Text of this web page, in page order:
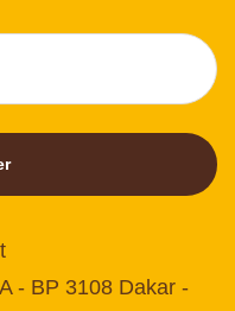
- BP 3108 Dakar -